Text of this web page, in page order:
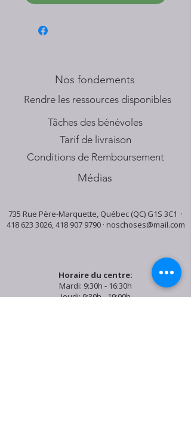
Nos fondements
​Rendre les ressources disponibles
Tâches des bénévoles
Tarif de livraison
Conditions de Remboursement
Médias
735 Rue Père-Marquette, Québec (QC) G1S 3C1 ·
418 623 3026,418 907 9790· noschoses@mail.com
Horaire du centre:
Mardi: 9:30h - 16:30h
Jeudi: 9:30h - 19:00h